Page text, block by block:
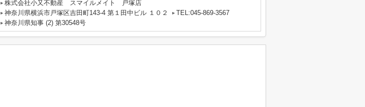
株式会社小又不動産 スマイルメイト 戸塚店
神奈川県横浜市戸塚区吉田町143-4 第１田中ビル １０２
TEL:045-869-3567
神奈川県知事 (2) 第30548号